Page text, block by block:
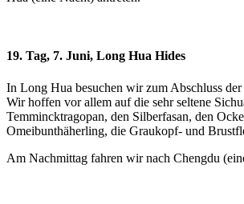
19. Tag, 7. Juni, Long Hua Hides
In Long Hua besuchen wir zum Abschluss der
Wir hoffen vor allem auf die sehr seltene
Temmincktragopan, den Silberfasan, den
Omeibunthäherling, die Graukopf- und
Am Nachmittag fahren wir nach Chengdu